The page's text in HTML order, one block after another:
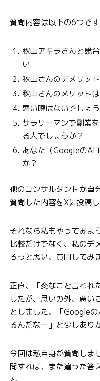
質問内容は以下の6つです
秋山アキラさんと競
い
秋山さんのデメリッ
秋山さんのメリット
悪い噂はないでしょ
サラリーマンで副業
る人でしょうか？
あなた（GoogleのAI
か？
他のコンサルタントが自
質問した内容をXに投稿し
それなら私もやってみよ
比較だけでなく、私のデ
ろうと思い、質問してみ
正直、「変なこと言われ
したが、思いの外、悪い
としました。「Google
るんだなー」と少しあり
今回は私自身が質問しま
問すれば、また違った答